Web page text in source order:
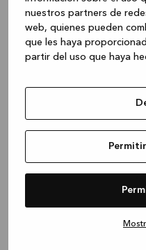
nuestros partners de
web, quienes pueden
que les haya
partir del uso que haya
Application error: a client-
loadingwww.kvik.es